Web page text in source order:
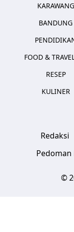
KARAWANG
BANDUNG
FOOD &
RESEP
KULINER
Redaksi
Pedoman
©